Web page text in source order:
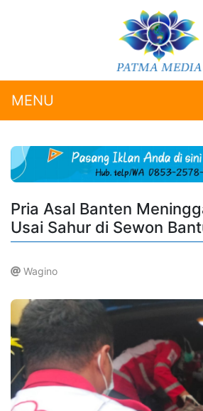
MENU
Pria Asal Banten
Usai Sahur di Sewon
Wagino